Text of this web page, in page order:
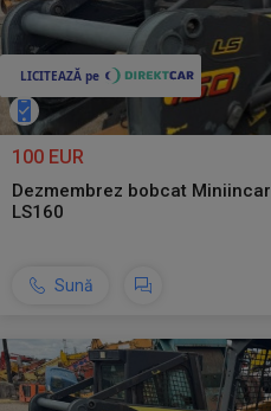
100 EUR
Dezmembrez bobcat
LS160
Sună